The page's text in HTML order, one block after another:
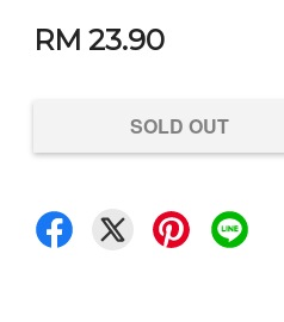
RM 23.90
SOLD OUT